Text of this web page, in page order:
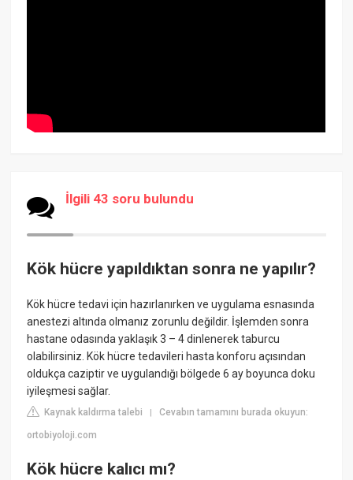
İlgili 43 soru bulundu
Kök hücre yapıldıktan sonra ne yapılır?
Kök hücre tedavi için hazırlanırken ve uygulama esnasında
anestezi altında olmanız zorunlu değildir. İşlemden sonra
hastane odasında yaklaşık 3 – 4 dinlenerek taburcu
olabilirsiniz. Kök hücre tedavileri hasta konforu açısından
oldukça caziptir ve uygulandığı bölgede 6 ay boyunca doku
iyileşmesi sağlar.
Kaynak kaldırma talebi |Cevabın tamamını burada okuyun:
ortobiyoloji.com
Kök hücre kalıcı mı?